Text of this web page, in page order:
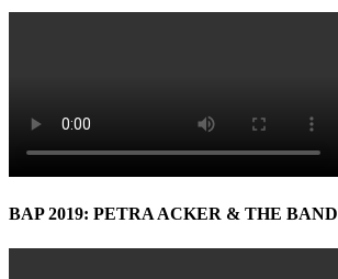
BAP 2019: PETRA ACKER & THE BAND